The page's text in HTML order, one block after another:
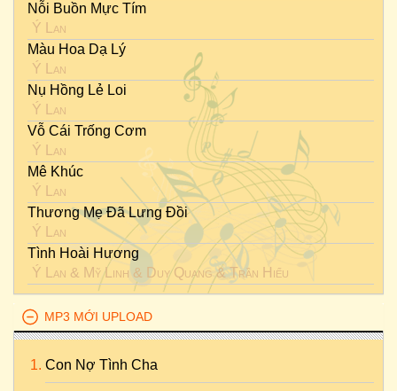
Nỗi Buồn Mực Tím
Ý Lan
Màu Hoa Dạ Lý
Ý Lan
Nụ Hồng Lẻ Loi
Ý Lan
Vỗ Cái Trống Cơm
Ý Lan
Mê Khúc
Ý Lan
Thương Mẹ Đã Lưng Đồi
Ý Lan
Tình Hoài Hương
Ý Lan & Mỹ Linh & Duy Quang &Trần Hiếu
MP3 MỚI UPLOAD
Con Nợ Tình Cha